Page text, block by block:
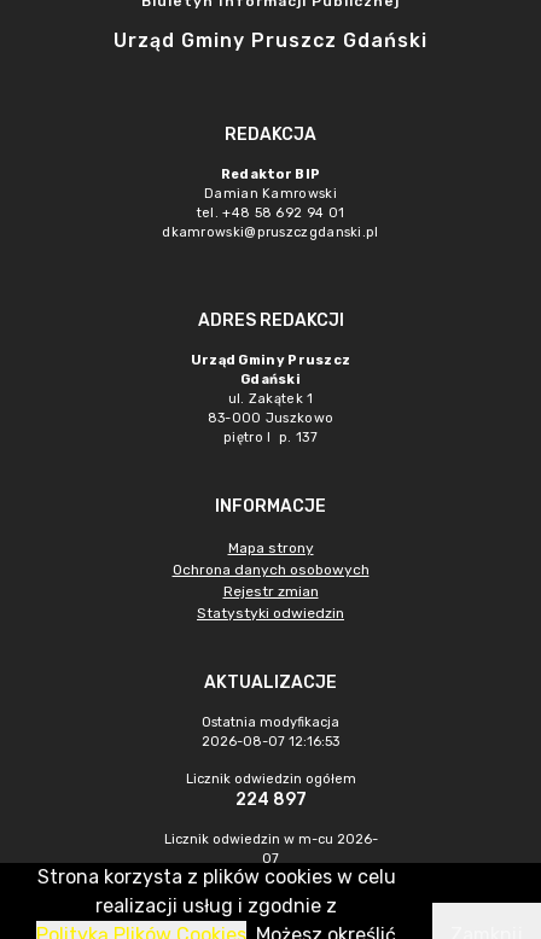
Urząd Gminy Pruszcz Gdański
REDAKCJA
Redaktor BIP
Damian Kamrowski
tel. +48 58 692 94 01
dkamrowski@pruszczgdanski.pl
ADRES REDAKCJI
Urząd Gminy Pruszcz
Gdański
ul. Zakątek 1
83-000 Juszkowo
piętro I p. 137
INFORMACJE
Mapa strony
Ochrona danych osobowych
Rejestr zmian
Statystyki odwiedzin
AKTUALIZACJE
Ostatnia modyfikacja
2026-08-07 12:16:53
Licznik odwiedzin ogółem
224 897
Licznik odwiedzin w m-cu 2026-
07
1 050
CMS & Hosting: Nefeni Sp. z o.o.
Strona korzysta z plików cookies w celu
realizacji usług i zgodnie z